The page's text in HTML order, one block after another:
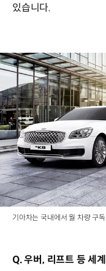
있습니다.
기아차는 국내에서 월 차량 구
Q. 우버, 리프트 등 세